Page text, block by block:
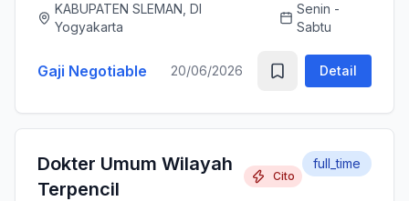
(STR) yang masih aktif Memiliki ijazah dan
sertifikat pendu...
KABUPATEN SLEMAN, DI
Yogyakarta
Senin -
Sabtu
Gaji Negotiable 20/06/2026 Detail
Dokter Umum Wilayah
Terpencil
Cito
full_time